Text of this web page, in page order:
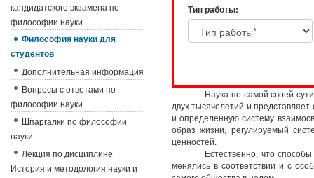
Тип работы:
Наука по самой своей
двух тысячелетий и
и определенную систему
образ жизни, регулируемый
ценностей.
Естественно, что
менялись в соответствии и с
кандидатского экзамена по
философии науки
Философия науки для
студентов
Дополнительная информация
Вопросы с ответами по
философии науки
Шпаргалки по философии
науки
Лекция по дисциплине
История и методология науки и